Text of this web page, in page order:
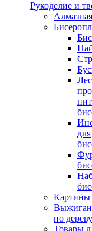
Рукоделие и
для
Картины
по дереву
Товары